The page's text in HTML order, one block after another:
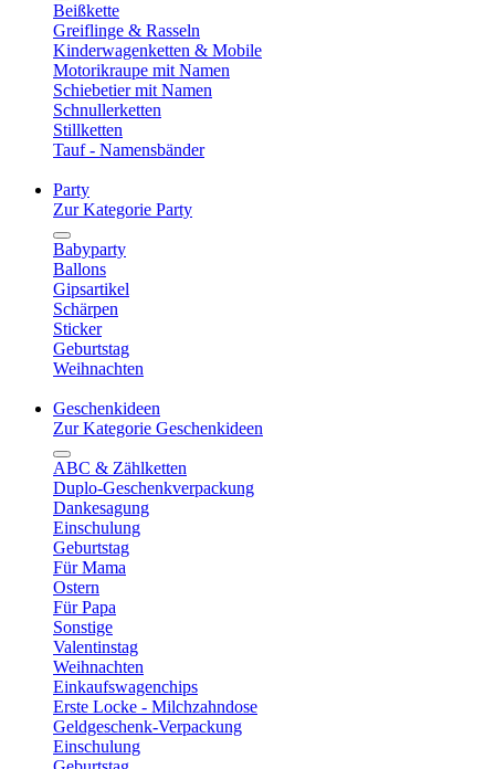
Beißkette
Greiflinge & Rasseln
Kinderwagenketten & Mobile
Motorikraupe mit Namen
Schiebetier mit Namen
Schnullerketten
Stillketten
Tauf - Namensbänder
Party
Zur Kategorie Party
Babyparty
Ballons
Gipsartikel
Schärpen
Sticker
Geburtstag
Weihnachten
Geschenkideen
Zur Kategorie Geschenkideen
ABC & Zählketten
Duplo-Geschenkverpackung
Dankesagung
Einschulung
Geburtstag
Für Mama
Ostern
Für Papa
Sonstige
Valentinstag
Weihnachten
Einkaufswagenchips
Erste Locke - Milchzahndose
Geldgeschenk-Verpackung
Einschulung